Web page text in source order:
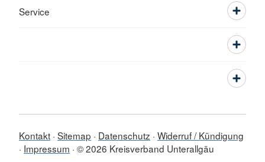
Service
Kontakt Sitemap Datenschutz Widerruf / Kündigung
Impressum © 2026 Kreisverband Unterallgäu